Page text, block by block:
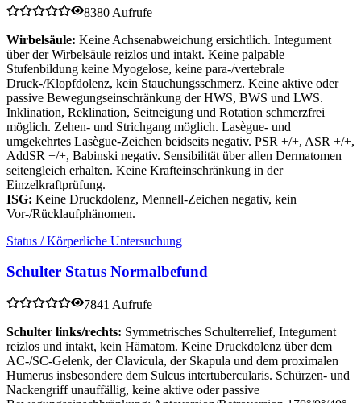
8380 Aufrufe
Wirbelsäule: Keine Achsenabweichung ersichtlich. Integument
über der Wirbelsäule reizlos und intakt. Keine palpable
Stufenbildung keine Myogelose, keine para-/vertebrale
Druck-/Klopfdolenz, kein Stauchungsschmerz. Keine aktive oder
passive Bewegungseinschränkung der HWS, BWS und LWS.
Inklination, Reklination, Seitneigung und Rotation schmerzfrei
möglich. Zehen- und Strichgang möglich. Lasègue- und
umgekehrtes Lasègue-Zeichen beidseits negativ. PSR +/+, ASR +/+,
AddSR +/+, Babinski negativ. Sensibilität über allen Dermatomen
seitengleich erhalten. Keine Krafteinschränkung in der
Einzelkraftprüfung.
ISG: Keine Druckdolenz, Mennell-Zeichen negativ, kein
Vor-/Rücklaufphänomen.
Status / Körperliche Untersuchung
Schulter Status Normalbefund
7841 Aufrufe
Schulter links/rechts: Symmetrisches Schulterrelief, Integument
reizlos und intakt, kein Hämatom. Keine Druckdolenz über dem
AC-/SC-Gelenk, der Clavicula, der Skapula und dem proximalen
Humerus insbesondere dem Sulcus intertubercularis. Schürzen- und
Nackengriff unauffällig, keine aktive oder passive